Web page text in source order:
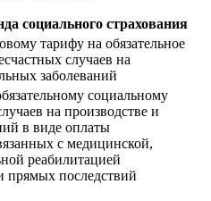
социального страхования
тарифу на обязательное
случаев на
заболеваний
социальному
на производстве и
в виде оплаты
с медицинской,
реабилитацией
прямых последствий